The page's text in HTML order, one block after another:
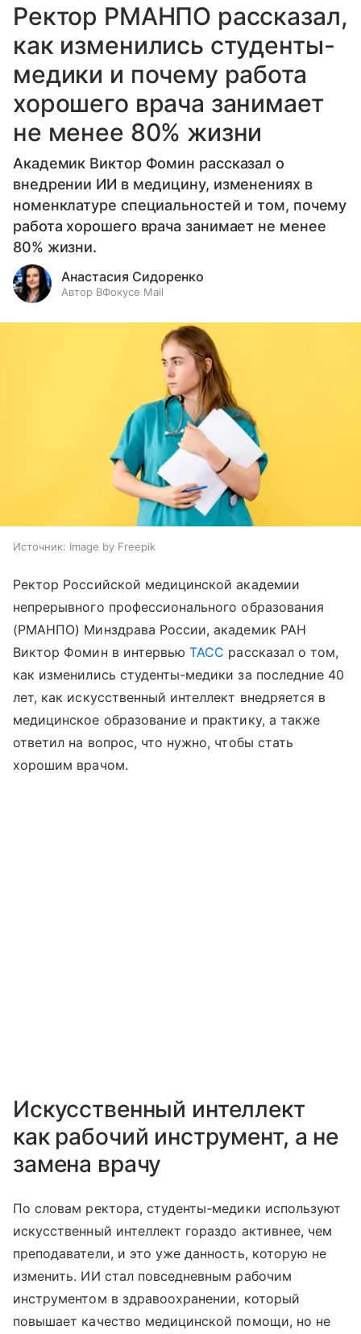
Ректор РМАНПО рассказал,
как изменились студенты-
медики и почему работа
хорошего врача занимает
не менее 80% жизни
Академик Виктор Фомин рассказал о
внедрении ИИ в медицину, изменениях в
номенклатуре специальностей и том, почему
работа хорошего врача занимает не менее
80% жизни.
Анастасия Сидоренко
Автор ВФокусе Mail
Источник: Image by Freepik
Ректор Российской медицинской академии
непрерывного профессионального образования
(РМАНПО) Минздрава России, академик РАН
Виктор Фомин в интервьюТАСС рассказал о том,
как изменились студенты-медики за последние 40
лет, как искусственный интеллект внедряется в
медицинское образование и практику, а также
ответил на вопрос, что нужно, чтобы стать
хорошим врачом.
Искусственный интеллект
как рабочий инструмент, а не
замена врачу
По словам ректора, студенты-медики используют
искусственный интеллект гораздо активнее, чем
преподаватели, и это уже данность, которую не
изменить. ИИ стал повседневным рабочим
инструментом в здравоохранении, который
повышает качество медицинской помощи, но не